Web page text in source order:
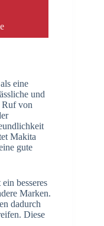
eine
und
Ruf von
Makita
gute
besseres
Marken.
dadurch
Diese